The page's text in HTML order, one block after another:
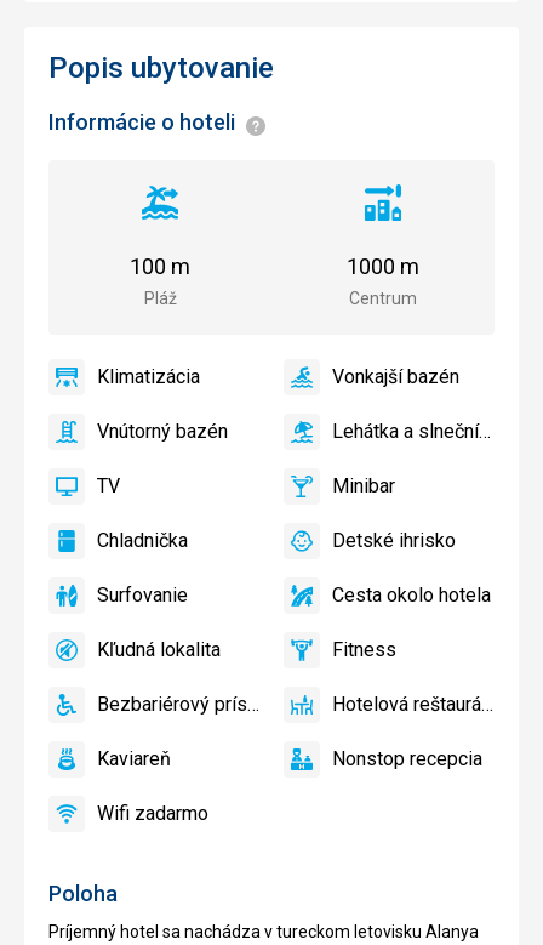
Poloha
Príjemný hotel sa nachádza v tureckom letovisku Alanya
Popis ubytovanie
Informácie o hoteli Informácie
Vzdialenosť
pláže
Pláž
100 m
Vzdialenosť
centra
Centrum
1000 m
Klimatizácia
Klimatizácia
áno
VonkajšíVonkajší bazén
áno
Vnútorný
Vnútorný bazén
áno
Lehátka
slnečníky
bazéne
Lehátka a slnečníky pri bazéne zadarmo
áno
TV TV
áno
Minibar,Minibar
áno
Chladnička
Chladnička
áno
Detské
Detský
Detské ihrisko
áno
Surfovanie
Surfovanie
áno
Cesta
hotela
Cesta okolo hotela
áno
KľudnáKľudná lokalita
áno FitnessFitness
áno
Bezbariérový
Bezbariérový prístup
áno
Hotelová
Hotelová reštaurácia
áno
KaviareňKaviareň
áno
NonstopNonstop recepcia
áno
Wifi
Wifi zadarmo
áno